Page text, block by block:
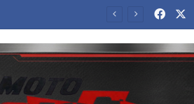
και γονείς